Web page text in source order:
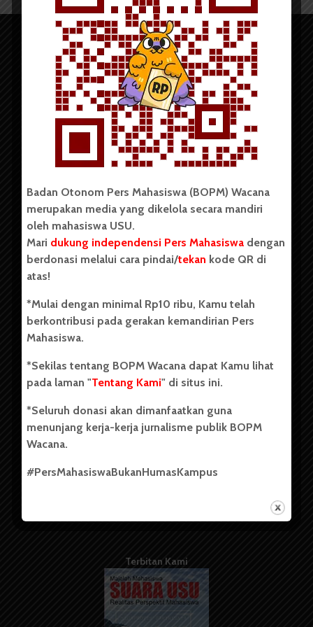
Copyright © 2023. All rights reserved BOPM WACANA.
Badan Otonom Pers Mahasiswa (BOPM) Wacana merupakan
pers mahasiswa yang berdiri di luar kampus dan dikelola
secara mandiri oleh mahasiswa Universitas Sumatera Utara
(USU). Sebelumnya BOPM Wacana merupakan salah satu
Unit Kegiatan Mahasiswa (UKM) di Universitas Sumatera
berdiri pada 1 Juli 1995.
Kontribusi
Info Iklan
Pedoman Media Siber
Kode Etik Jurnalistik
Terbitan Kami
Badan Otonom Pers Mahasiswa (BOPM) Wacana
merupakan media yang dikelola secara mandiri
oleh mahasiswa USU.
Mari dukung independensi Pers Mahasiswa dengan
berdonasi melalui cara pindai/tekan kode QR di
atas!
*Mulai dengan minimal Rp10 ribu, Kamu telah
berkontribusi pada gerakan kemandirian Pers
Mahasiswa.
*Sekilas tentang BOPM Wacana dapat Kamu lihat
pada laman "Tentang Kami" di situs ini.
*Seluruh donasi akan dimanfaatkan guna
menunjang kerja-kerja jurnalisme publik BOPM
Wacana.
#PersMahasiswaBukanHumasKampus